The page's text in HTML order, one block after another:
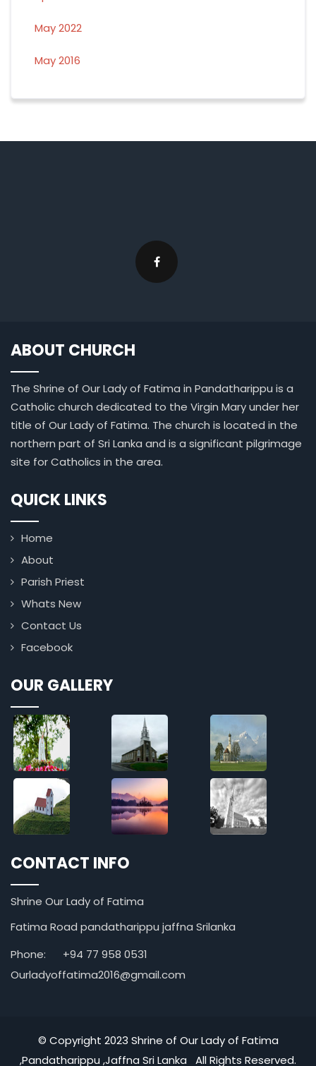
May 2022
May 2016
ABOUT CHURCH
The Shrine of Our Lady of Fatima in Pandatharippu is a
Catholic church dedicated to the Virgin Mary under her
title of Our Lady of Fatima. The church is located in the
northern part of Sri Lanka and is a significant pilgrimage
site for Catholics in the area.
QUICK LINKS
Home
About
Parish Priest
Whats New
Contact Us
Facebook
OUR GALLERY
CONTACT INFO
Shrine Our Lady of Fatima
Fatima Road pandatharippu jaffna Srilanka
Phone:
+94 77 958 0531
Ourladyoffatima2016@gmail.com
© Copyright 2023 Shrine of Our Lady of Fatima
,Pandatharippu ,Jaffna Sri Lanka All Rights Reserved.